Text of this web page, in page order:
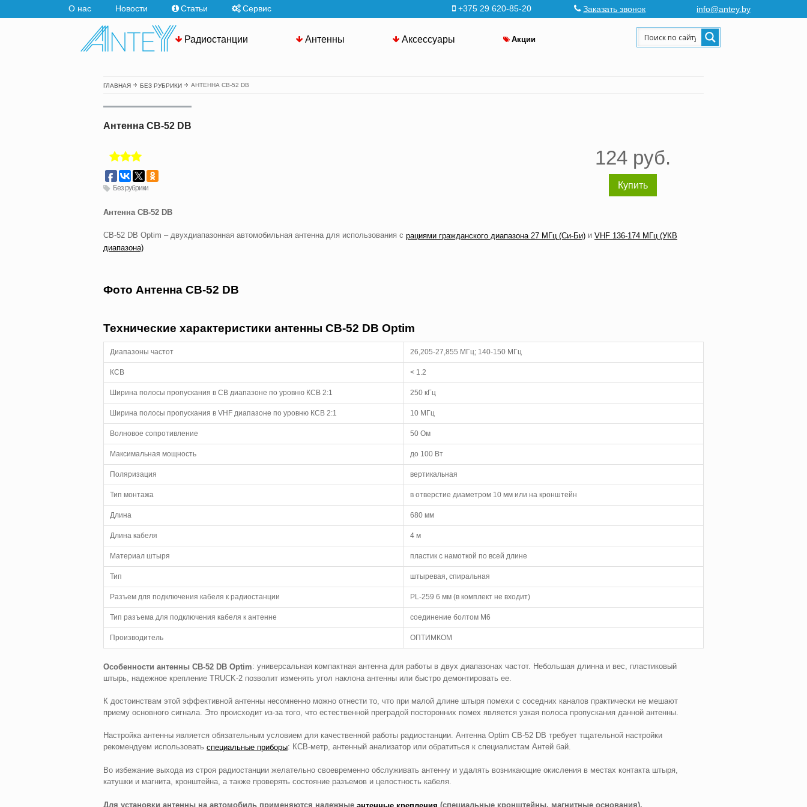
О нас Новости Статьи Сервис +375 29 620-85-20 Заказать звонок info@antey.by
Радиостанции Антенны Аксессуары Акции
ГЛАВНАЯ БЕЗ РУБРИКИ АНТЕННА CB-52 DB
Антенна CB-52 DB
Без рубрики
124 руб.
Купить
Антенна CB-52 DB
CB-52 DB Optim – двухдиапазонная автомобильная антенна для использования с рациями гражданского диапазона 27 МГц (Си-Би) и VHF 136-174 МГц (УКВ
диапазона)
Фото Антенна CB-52 DB
Технические характеристики антенны CB-52 DB Optim
Диапазоны частот 26,205-27,855 МГц; 140-150 МГц
КСВ < 1.2
Ширина полосы пропускания в CB диапазоне по уровню КСВ 2:1 250 кГц
Ширина полосы пропускания в VHF диапазоне по уровню КСВ 2:1 10 МГц
Волновое сопротивление 50 Ом
Максимальная мощность до 100 Вт
Поляризация вертикальная
Тип монтажа в отверстие диаметром 10 мм или на кронштейн
Длина 680 мм
Длина кабеля 4 м
Материал штыря пластик с намоткой по всей длине
Тип штыревая, спиральная
Разъем для подключения кабеля к радиостанции PL-259 6 мм (в комплект не входит)
Тип разъема для подключения кабеля к антенне соединение болтом М6
Производитель ОПТИМКОМ
Особенности антенны CB-52 DB Optim: универсальная компактная антенна для работы в двух диапазонах частот. Небольшая длинна и вес, пластиковый
штырь, надежное крепление TRUCK-2 позволит изменять угол наклона антенны или быстро демонтировать ее.
К достоинствам этой эффективной антенны несомненно можно отнести то, что при малой длине штыря помехи с соседних каналов практически не мешают
приему основного сигнала. Это происходит из-за того, что естественной преградой посторонних помех является узкая полоса пропускания данной антенны.
Настройка антенны является обязательным условием для качественной работы радиостанции. Антенна Optim CB-52 DB требует тщательной настройки
рекомендуем использовать специальные приборы: КСВ-метр, антенный анализатор или обратиться к специалистам Антей бай.
Во избежание выхода из строя радиостанции желательно своевременно обслуживать антенну и удалять возникающие окисления в местах контакта штыря,
катушки и магнита, кронштейна, а также проверять состояние разъемов и целостность кабеля.
Для установки антенны на автомобиль применяются надежные (специальные кронштейны, магнитные основания).